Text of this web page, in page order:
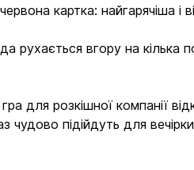
картка: найгарячіша і
рухається вгору на кілька
для розкішної компанії
підійдуть для